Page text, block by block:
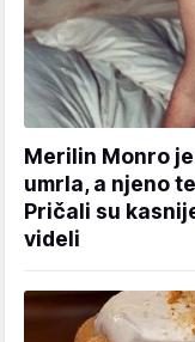
Merilin Monro
umrla, a njeno
Pričali su
videli